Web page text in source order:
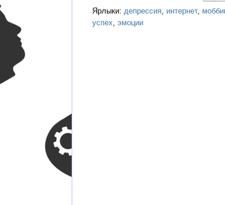
Ярлыки: депрессия интернет,
успех эмоции